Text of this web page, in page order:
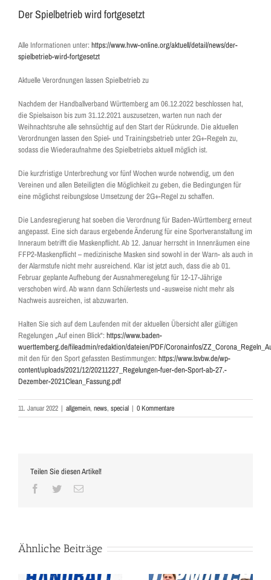
Der Spielbetrieb wird fortgesetzt
Alle Informationen unter: https://www.hvw-online.org/aktuell/detail/news/der-
spielbetrieb-wird-fortgesetzt
Aktuelle Verordnungen lassen Spielbetrieb zu
Nachdem der Handballverband Württemberg am 06.12.2022 beschlossen hat,
die Spielsaison bis zum 31.12.2021 auszusetzen, warten nun nach der
Weihnachtsruhe alle sehnsüchtig auf den Start der Rückrunde. Die aktuellen
Verordnungen lassen den Spiel- und Trainingsbetrieb unter 2G+-Regeln zu,
sodass die Wiederaufnahme des Spielbetriebs aktuell möglich ist.
Die kurzfristige Unterbrechung vor fünf Wochen wurde notwendig, um den
Vereinen und allen Beteiligten die Möglichkeit zu geben, die Bedingungen für
eine möglichst reibungslose Umsetzung der 2G+-Regel zu schaffen.
Die Landesregierung hat soeben die Verordnung für Baden-Württemberg erneut
angepasst. Eine sich daraus ergebende Änderung für eine Sportveranstaltung im
Inneraum betrifft die Maskenpflicht. Ab 12. Januar herrscht in Innenräumen eine
FFP2-Maskenpflicht – medizinische Masken sind sowohl in der Warn- als auch in
der Alarmstufe nicht mehr ausreichend. Klar ist jetzt auch, dass die ab 01.
Februar geplante Aufhebung der Ausnahmeregelung für 12-17-Jährige
verschoben wird. Ab wann dann Schülertests und -ausweise nicht mehr als
Nachweis ausreichen, ist abzuwarten.
Halten Sie sich auf dem Laufenden mit der aktuellen Übersicht aller gültigen
Regelungen „Auf einen Blick“: https://www.baden-
wuerttemberg.de/fileadmin/redaktion/dateien/PDF/Coronainfos/
mit den für den Sport gefassten Bestimmungen: https://www.lsvbw.de/wp-
content/uploads/2021/12/20211227_Regelungen-fuer-den-Sport-ab-27.-
Dezember-2021Clean_Fassung.pdf
11. Januar 2022 | allgemein, news, special | 0 Kommentare
Teilen Sie diesen Artikel!
Facebook
TwitterE-
Ähnliche Beiträge